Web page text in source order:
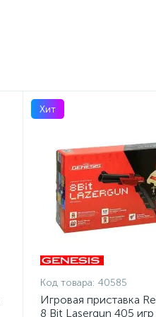
Хит
Код товара: 40585
Игровая приставка
8 Bit Lasergun 405